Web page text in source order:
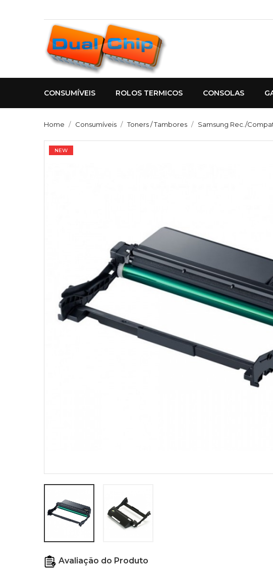
CONSUMÍVEIS ROLOS TERMICOS CONSOLAS
Home Consumíveis Toners / Tambores Samsung Rec./
NEW
Avaliação do Produto